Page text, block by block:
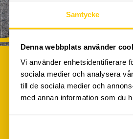
Samtycke
Denna webbplats använder
Vi använder enhetsidentifierare
sociala medier och analysera
till de sociala medier och
med annan information som du